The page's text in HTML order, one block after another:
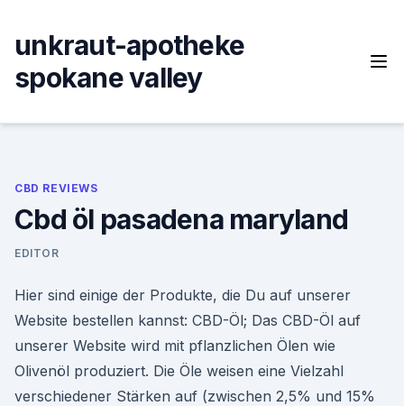
content
unkraut-apotheke
spokane valley
CBD REVIEWS
Cbd öl pasadena maryland
EDITOR
Hier sind einige der Produkte, die Du auf unserer
Website bestellen kannst: CBD-Öl; Das CBD-Öl auf
unserer Website wird mit pflanzlichen Ölen wie
Olivenöl produziert. Die Öle weisen eine Vielzahl
verschiedener Stärken auf (zwischen 2,5% und 15%